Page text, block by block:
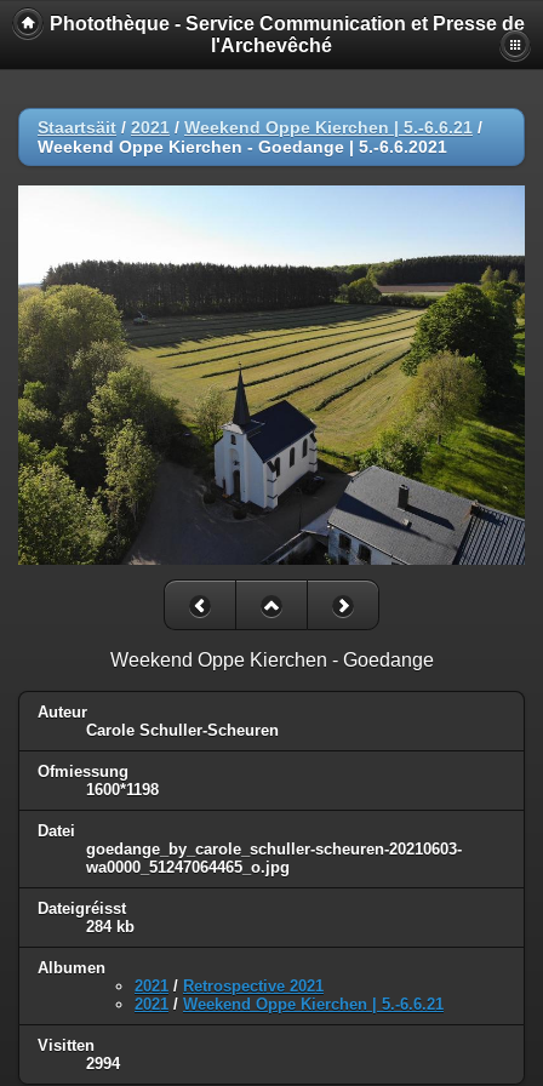
Photothèque - Service Communication et Presse de
l'Archevêché
Staartsäit / 2021 / Weekend Oppe Kierchen | 5.-6.6.21 /
Weekend Oppe Kierchen - Goedange | 5.-6.6.2021
Weekend Oppe Kierchen - Goedange
Auteur
Carole Schuller-Scheuren
Ofmiessung
1600*1198
Datei
goedange_by_carole_schuller-scheuren-20210603-
wa0000_51247064465_o.jpg
Dateigréisst
284 kb
Albumen
2021 / Retrospective 2021
2021 / Weekend Oppe Kierchen | 5.-6.6.21
Visitten
2994